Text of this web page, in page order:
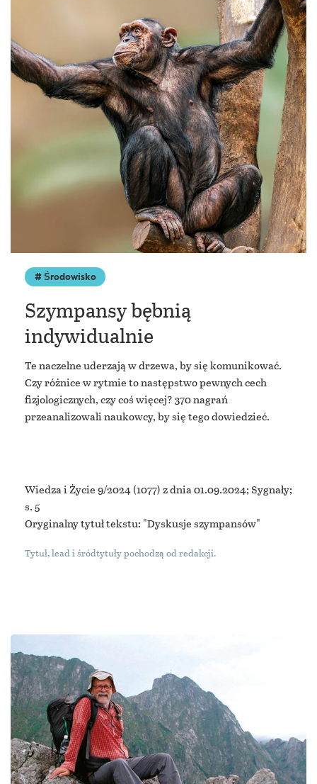
Środowisko
Szympansy bębnią
indywidualnie
Te naczelne uderzają w drzewa, by się komunikować.
Czy różnice w rytmie to następstwo pewnych cech
fizjologicznych, czy coś więcej? 370 nagrań
przeanalizowali naukowcy, by się tego dowiedzieć.
Wiedza i Życie 9/2024(1077) z dnia 01.09.2024; Sygnały;
s. 5
Oryginalny tytuł tekstu: "Dyskusje szympansów"